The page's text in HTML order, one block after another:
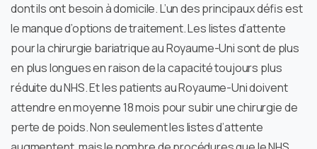
dont ils ont besoin à domicile. L’un des principaux défis est
le manque d’options de traitement. Les listes d’attente
pour la chirurgie bariatrique au Royaume-Uni sont de plus
en plus longues en raison de la capacité toujours plus
réduite du NHS. Et les patients au Royaume-Uni doivent
attendre en moyenne 18 mois pour subir une chirurgie de
perte de poids. Non seulement les listes d’attente